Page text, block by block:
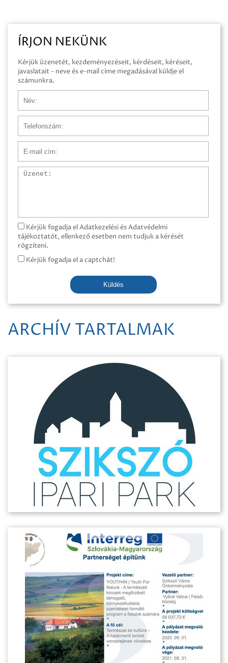
ÍRJON NEKÜNK
Kérjük üzenetét, kezdeményezéseit, kérdéseit, kéréseit,
javaslatait - neve és e-mail címe megadásával küldje el
számunkra.
Üzenet
Kérjük fogadja el Adatkezelési és Adatvédelmi
tájékoztatót, ellenkező esetben nem tudjuk a kérését
rögzíteni.
Kérjük fogadja el a captchát!
Küldés
ARCHÍV TARTALMAK